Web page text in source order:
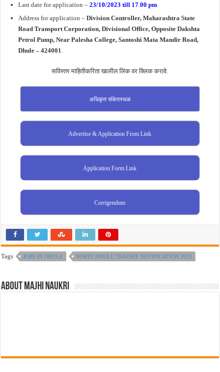
Last date for application –23/10/2023 till 17 .00 pm
Address for application – Division Controller, Maharashtra State
Road Transport Corporation, Divisional Office, Opposite Dakshta
Petrol Pump, Near Palesha College, Santoshi Mata Mandir Road,
Dhule – 424001
सविस्तर माहितीकरिता खालील लिंक वर क्लिक करावे.
अधिकृत संकेतस्थळ
Advertise & Application From Link
Application Form Link
Corrigendum
Tags JOBS IN DHULE MSRTC DHULE TRAINEE NOTIFICATION 2023
About Majhi Naukri